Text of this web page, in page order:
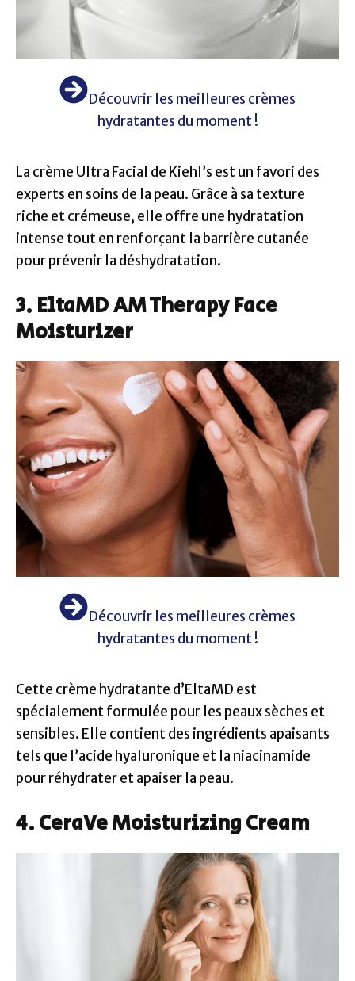
Découvrir les meilleures crèmes
hydratantes du moment !
La crème Ultra Facial de Kiehl’s est un favori des
experts en soins de la peau. Grâce à sa texture
riche et crémeuse, elle offre une hydratation
intense tout en renforçant la barrière cutanée
pour prévenir la déshydratation.
3. EltaMD AM Therapy Face
Moisturizer
Découvrir les meilleures crèmes
hydratantes du moment !
Cette crème hydratante d’EltaMD est
spécialement formulée pour les peaux sèches et
sensibles. Elle contient des ingrédients apaisants
tels que l’acide hyaluronique et la niacinamide
pour réhydrater et apaiser la peau.
4. CeraVe Moisturizing Cream